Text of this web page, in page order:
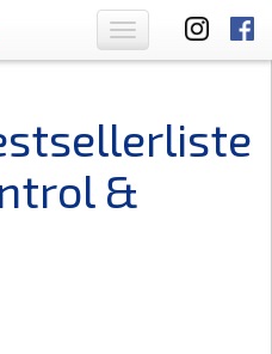
Toggle
navigation
&